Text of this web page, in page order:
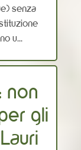
senza
u...
non
gli